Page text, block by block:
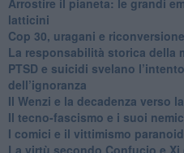
latticini
​Cop 30, uragani e
La responsabilità storica della
PTSD e suicidi svelano
dell’ignoranza
Il Wenzi e la decadenza verso
​Il tecno-fascismo e i suoi
​I comici e il vittimismo
​La virtù secondo Confucio e Xi